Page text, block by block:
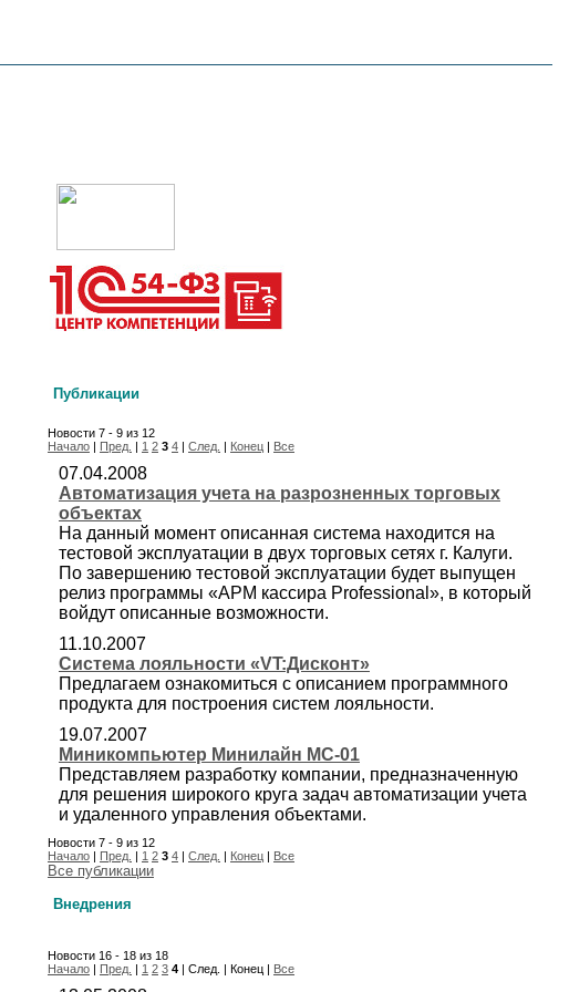
Публикации
Новости 7 - 9 из 12
Начало | Пред. | 1 2 3 4 | След. | Конец | Все
07.04.2008
Автоматизация учета на разрозненных торговых
объектах
На данный момент описанная система находится на
тестовой эксплуатации в двух торговых сетях г. Калуги.
По завершению тестовой эксплуатации будет выпущен
релиз программы «АРМ кассира Professional», в который
войдут описанные возможности.
11.10.2007
Система лояльности «VT:Дисконт»
Предлагаем ознакомиться с описанием программного
продукта для построения систем лояльности.
19.07.2007
Миникомпьютер Минилайн МС-01
Представляем разработку компании, предназначенную
для решения широкого круга задач автоматизации учета
и удаленного управления объектами.
Новости 7 - 9 из 12
Начало | Пред. | 1 2 3 4 | След. | Конец | Все
Все публикации
Внедрения
Новости 16 - 18 из 18
Начало | Пред. | 1 2 3 4 | След. | Конец | Все